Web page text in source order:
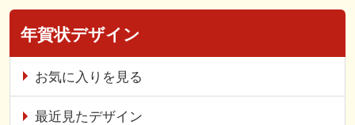
年賀状デザイン
お気に入りを見る
最近見たデザイン